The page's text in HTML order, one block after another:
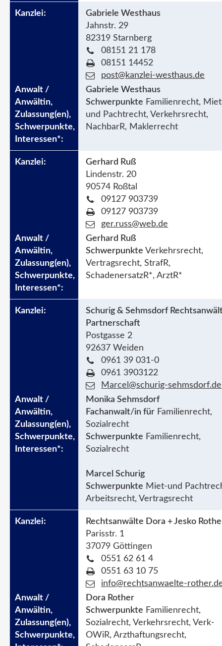
Gabriele Westhaus
Jahnstr. 29
82319 Starnberg
08151 21 178
08151 14452
post@kanzlei-westhaus.de
Gabriele Westhaus
Schwerpunkte Familienrecht,
und Pachtrecht, Verkehrsrecht,
NachbarR, Maklerrecht
Gerhard Ruß
Lindenstr. 20
90574 Roßtal
09127 903739
09127 903739
ger.russ@web.de
Gerhard Ruß
Schwerpunkte Verkehrsrecht,
Vertragsrecht, StrafR,
SchadenersatzR*, ArztR*
Schurig & Sehmsdorf
Partnerschaft
Postgasse 2
92637 Weiden
0961 39 031-0
0961 3903122
Marcel@schurig-sehmsdorf.de
Monika Sehmsdorf
Fachanwalt/in für Familienrecht,
Sozialrecht
Schwerpunkte Familienrecht,
Sozialrecht
Marcel Schurig
Schwerpunkte Miet-und
Arbeitsrecht, Vertragsrecht
Rechtsanwälte Dora + Jesko
Parisstr. 1
37079 Göttingen
0551 62 61 4
0551 63 10 75
info@rechtsanwaelte-
Dora Rother
Schwerpunkte Familienrecht,
Sozialrecht, Verkehrsrecht, Verk-
OWiR, Arzthaftungsrecht,